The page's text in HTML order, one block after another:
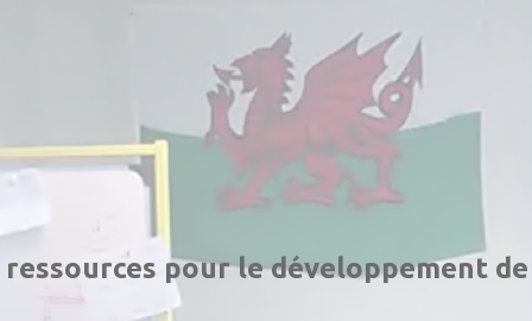
ressources pour le développement